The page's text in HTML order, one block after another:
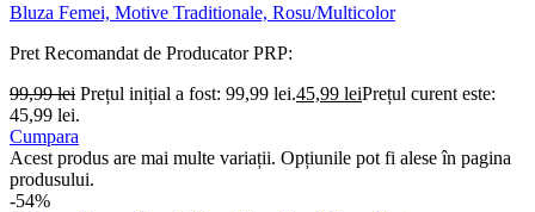
Bluza Femei, Motive Traditionale, Rosu/Multicolor
Pret Recomandat de ProducatorPRP:
99,99lei Prețul inițial a fost: 99,99 lei.45,99 leiPrețul curent este:
45,99 lei.
Cumpara
Acest produs are mai multe variații. Opțiunile pot fi alese în pagina
produsului.
-54%